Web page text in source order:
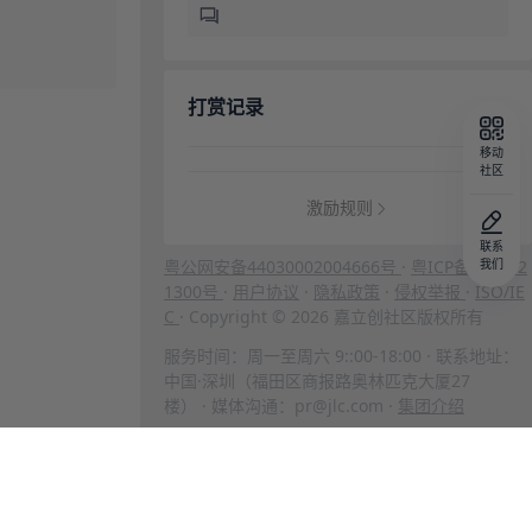
打赏记录
激励规则
粤公网安备44030002004666号
粤ICP备202312
1300号
用户协议 隐私政策 侵权举报
ISO/IE
C
· Copyright © 2026 嘉立创社区版权所有
服务时间：周一至周六 9::00-18:00 · 联系地址：
中国·深圳（福田区商报路奥林匹克大厦27
楼） · 媒体沟通：pr@jlc.com · 集团介绍
移动
社区
联系
我们